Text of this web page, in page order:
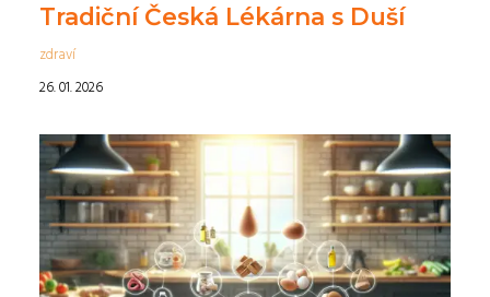
Tradiční Česká Lékárna s Duší
zdraví
26. 01. 2026